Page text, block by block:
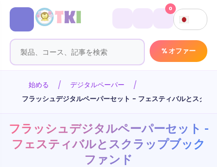
% オファー
0
始める
デジタルペーパー
フラッシュデジタルペーパーセット - フェスティバルとスクラ
フラッシュデジタルペーパーセット -
フェスティバルとスクラップブック
ファンド